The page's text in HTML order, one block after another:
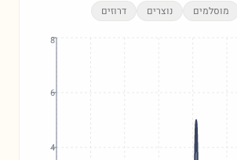
מוסלמים נוצרים דרוזים
4
6
8